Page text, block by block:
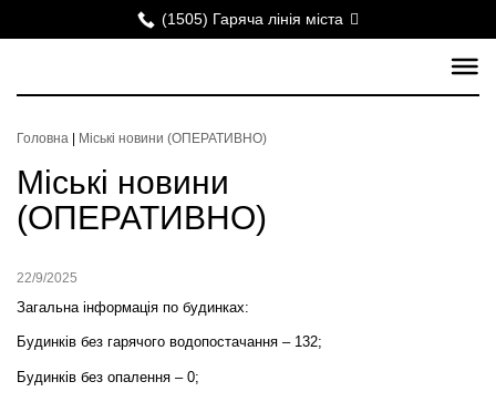
(1505) Гаряча лінія міста
Головна Міські новини (ОПЕРАТИВНО)
Міські новини
(ОПЕРАТИВНО)
22/9/2025
Загальна інформація по будинках:
Будинків без гарячого водопостачання – 132;
Будинків без опалення – 0;